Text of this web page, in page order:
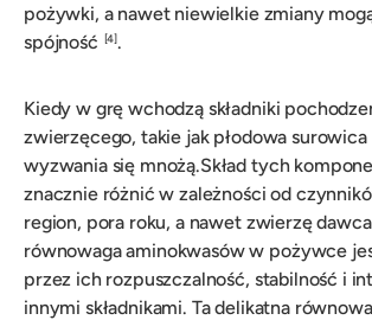
pożywki, a nawet niewielkie zmiany
spójność
[4].
Kiedy w grę wchodzą składniki
zwierzęcego, takie jak płodowa surowica
wyzwania się mnożą.Skład tych
znacznie różnić w zależności od
region, pora roku, a nawet zwierzę dawca
równowaga aminokwasów w pożywce
przez ich rozpuszczalność, stabilność i
innymi składnikami. Ta delikatna